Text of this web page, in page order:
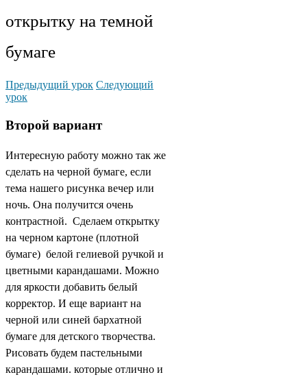
открытку на темной
бумаге
Предыдущий урок Следующий
урок
Второй вариант
Интересную работу можно так же
сделать на черной бумаге, если
тема нашего рисунка вечер или
ночь. Она получится очень
контрастной. Сделаем открытку
на черном картоне (плотной
бумаге) белой гелиевой ручкой и
цветными карандашами. Можно
для яркости добавить белый
корректор. И еще вариант на
черной или синей бархатной
бумаге для детского творчества.
Рисовать будем пастельными
карандашами. которые отлично и